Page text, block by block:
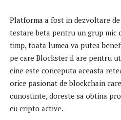
Platforma a fost in dezvoltare
testare beta pentru un grup
timp, toata lumea va putea
pe care Blockster il are pentru
cine este conceputa aceasta
orice pasionat de blockchain
cunostinte, doreste sa obtina
cu cripto active.